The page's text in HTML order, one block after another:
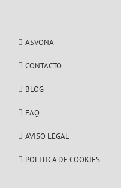
ASVONA
CONTACTO
BLOG
FAQ
AVISO LEGAL
POLITICA DE COOKIES